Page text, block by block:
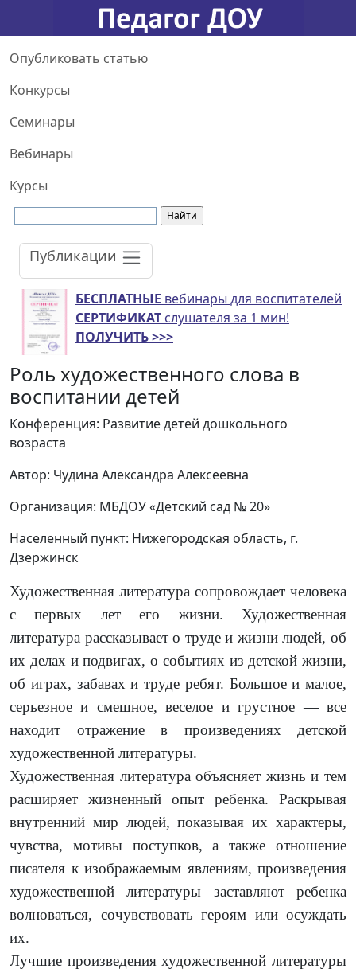
Опубликовать статью
Конкурсы
Семинары
Вебинары
Курсы
Публикации
БЕСПЛАТНЫЕ вебинары для воспитателей
СЕРТИФИКАТ слушателя за 1 мин!
ПОЛУЧИТЬ >>>
Роль художественного слова в
воспитании детей
Конференция: Развитие детей дошкольного
возраста
Автор: Чудина Александра Алексеевна
Организация: МБДОУ «Детский сад № 20»
Населенный пункт: Нижегородская область, г.
Дзержинск
Художественная литература сопровождает человека
с первых лет его жизни. Художественная
литература рассказывает о труде и жизни людей, об
их делах и подвигах, о событиях из детской жизни,
об играх, забавах и труде ребят. Большое и малое,
серьезное и смешное, веселое и грустное — все
находит отражение в произведениях детской
художественной литературы.
Художественная литература объясняет жизнь и тем
расширяет жизненный опыт ребенка. Раскрывая
внутренний мир людей, показывая их характеры,
чувства, мотивы поступков, а также отношение
писателя к изображаемым явлениям, произведения
художественной литературы заставляют ребенка
волноваться, сочувствовать героям или осуждать
их.
Лучшие произведения художественной литературы